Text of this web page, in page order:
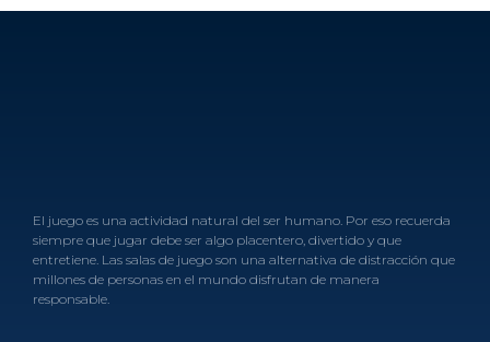
El juego es una actividad natural del ser humano. Por eso recuerda
siempre que jugar debe ser algo placentero, divertido y que
entretiene. Las salas de juego son una alternativa de distracción que
millones de personas en el mundo disfrutan de manera
responsable.